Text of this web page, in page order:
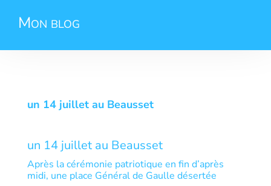
Mon blog
un 14 juillet au Beausset
un 14 juillet au Beausset
Après la cérémonie patriotique en fin d’après
midi, une place Général de Gaulle désertée